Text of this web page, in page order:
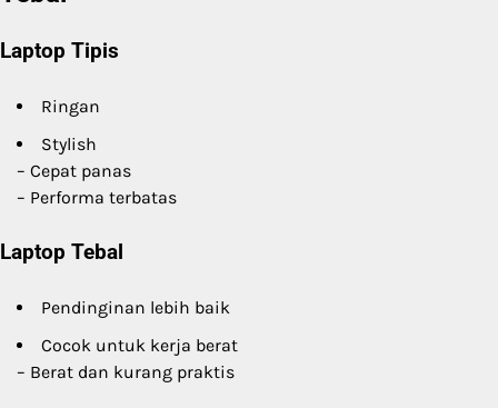
Laptop Tipis
Ringan
Stylish
– Cepat panas
– Performa terbatas
Laptop Tebal
Pendinginan lebih baik
Cocok untuk kerja berat
– Berat dan kurang praktis